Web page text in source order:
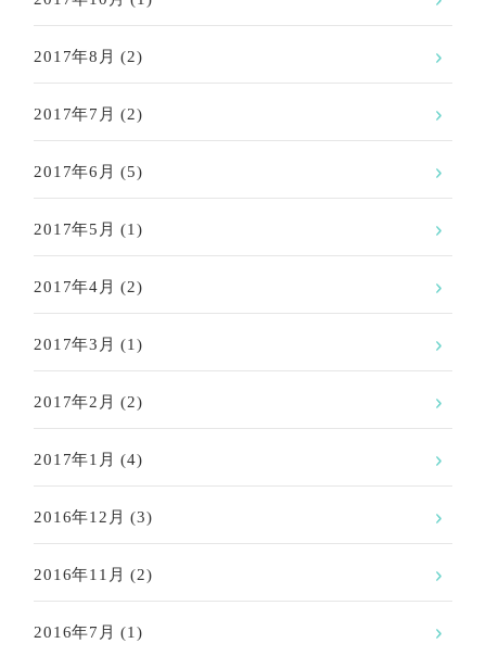
2017年8月 (2)
2017年7月 (2)
2017年6月 (5)
2017年5月 (1)
2017年4月 (2)
2017年3月 (1)
2017年2月 (2)
2017年1月 (4)
2016年12月 (3)
2016年11月 (2)
2016年7月 (1)